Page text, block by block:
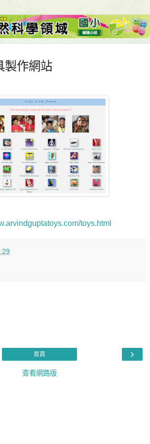
製作網站
toys.html
›
首頁
查看網路版